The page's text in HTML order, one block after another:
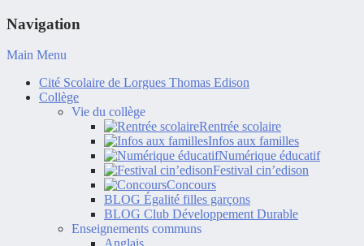
Navigation
Main Menu
Cité Scolaire de Lorgues Thomas Edison
Collège
Vie du collège
Rentrée scolaire
Infos aux familles
Numérique éducatif
Festival cin’edison
Concours
BLOG Égalité filles garçons
BLOG Club Développement Durable
Enseignements communs